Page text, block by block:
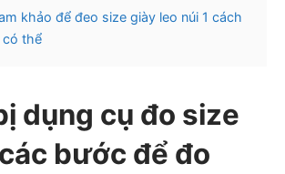
khảo để đeo size giày leo núi 1 cách
có thể
dụng cụ đo size
bước để đo